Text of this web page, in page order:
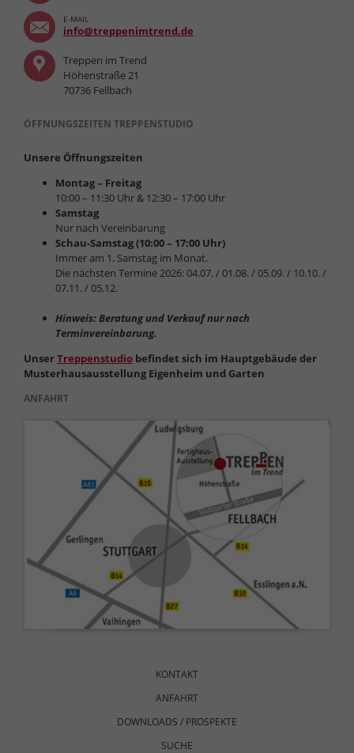
E-MAIL
info@treppenimtrend.de
Treppen im Trend
Höhenstraße 21
70736 Fellbach
ÖFFNUNGSZEITEN TREPPENSTUDIO
Unsere Öffnungszeiten
Montag – Freitag
10:00 – 11:30 Uhr & 12:30 – 17:00 Uhr
Samstag
Nur nach Vereinbarung
Schau-Samstag (10:00 – 17:00 Uhr)
Immer am 1. Samstag im Monat.
Die nächsten Termine 2026: 04.07. / 01.08. / 05.09. / 10.10. /
07.11. / 05.12.
Hinweis: Beratung und Verkauf nur nach
Terminvereinbarung.
UnserTreppenstudiobefindet sich im Hauptgebäude der
Musterhausausstellung Eigenheim und Garten
ANFAHRT
KONTAKT
ANFAHRT
DOWNLOADS / PROSPEKTE
SUCHE